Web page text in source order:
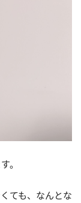
。
ても、なんとな